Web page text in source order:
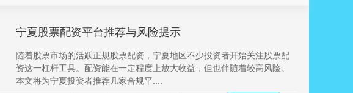
宁夏股票配资平台推荐与风险提示
随着股票市场的活跃正规股票配资，宁夏地区不少投资者开始关注股票配
资这一杠杆工具。配资能在一定程度上放大收益，但也伴随着较高风险。
本文将为宁夏投资者推荐几家合规平....